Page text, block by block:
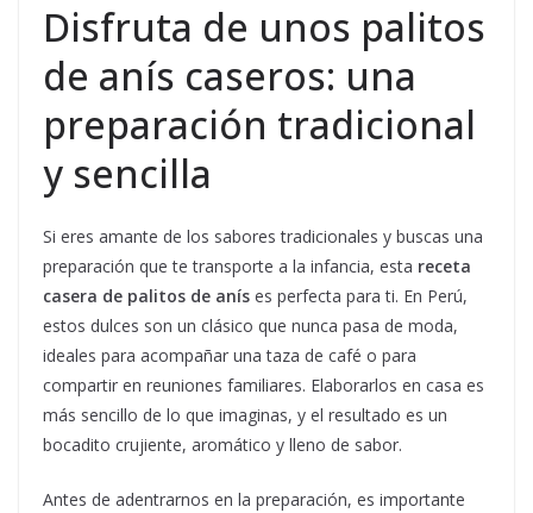
Disfruta de unos palitos
de anís caseros: una
preparación tradicional
y sencilla
Si eres amante de los sabores tradicionales y buscas una
preparación que te transporte a la infancia, esta receta
casera de palitos de anís es perfecta para ti. En Perú,
estos dulces son un clásico que nunca pasa de moda,
ideales para acompañar una taza de café o para
compartir en reuniones familiares. Elaborarlos en casa es
más sencillo de lo que imaginas, y el resultado es un
bocadito crujiente, aromático y lleno de sabor.
Antes de adentrarnos en la preparación, es importante